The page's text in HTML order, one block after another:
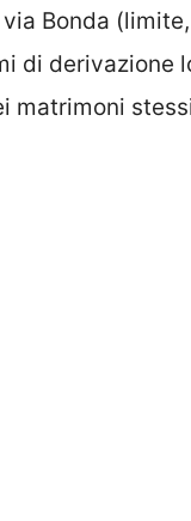
Bonda
di derivazione
matrimoni